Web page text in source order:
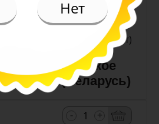
Плотность: 11.6%
186.00 руб.
(шт)
Жигулевское
с/т 0,5 л (Беларусь)
Нет